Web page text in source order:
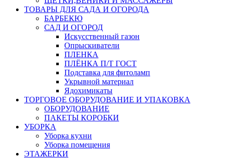
ТОВАРЫ ДЛЯ САДА И ОГОРОДА
БАРБЕКЮ
САД И ОГОРОД
Искусственный газон
Опрыскиватели
ПЛЕНКА
ПЛЁНКА П/Т ГОСТ
Подставка для фитоламп
Укрывной материал
Ядохимикаты
ТОРГОВОЕ ОБОРУДОВАНИЕ И УПАКОВКА
ОБОРУДОВАНИЕ
ПАКЕТЫ КОРОБКИ
УБОРКА
Уборка кухни
Уборка помещения
ЭТАЖЕРКИ